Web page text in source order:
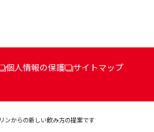
個人情報の保護
サイトマップ
ンからの新しい飲み方の提案です